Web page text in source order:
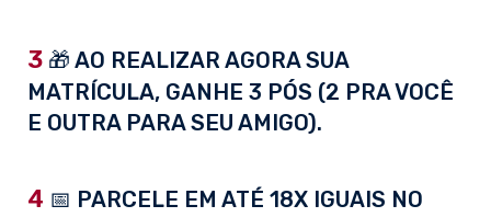
3 🎁 AO REALIZAR AGORA SUA
MATRÍCULA, GANHE 3 PÓS (2 PRA VOCÊ
E OUTRA PARA SEU AMIGO).
4 📅 PARCELE EM ATÉ 18X IGUAIS NO